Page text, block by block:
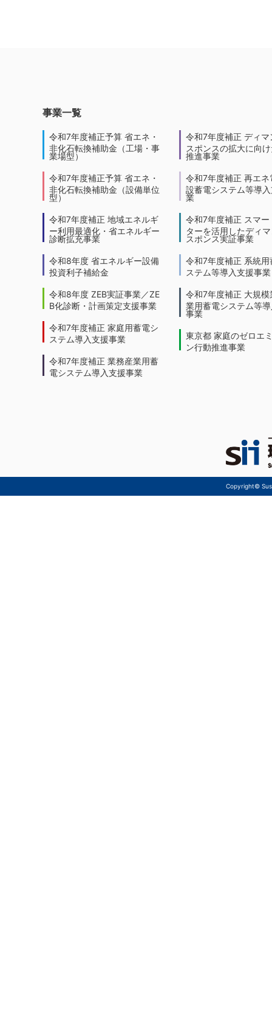
事業一覧
令和7年度補正予算 省エネ・
非化石転換補助金（工場・事
業場型）
令和7年度補正予算 省エネ・
非化石転換補助金（設備単位
型）
令和7年度補正 地域エネルギ
ー利用最適化・省エネルギー
診断拡充事業
令和8年度 省エネルギー設備
投資利子補給金
令和8年度 ZEB実証事業／ZE
B化診断・計画策定支援事業
令和7年度補正 家庭用蓄電シ
ステム導入支援事業
令和7年度補正 業務産業用蓄
電システム導入支援事業
令和7年度補正 ディマ
スポンスの拡大に向
推進事業
令和7年度補正 再エネ
設蓄電システム等導
業
令和7年度補正 スマー
ターを活用したディ
スポンス実証事業
令和7年度補正 系統用
ステム等導入支援事業
令和7年度補正 大規模
業用蓄電システム等
事業
東京都 家庭のゼロエ
ン行動推進事業
Copyright©